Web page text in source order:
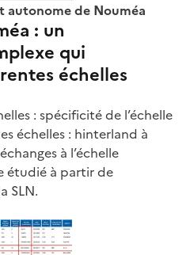
autonome de Nouméa
: un
qui
échelles
: spécificité de l’échelle
échelles : hinterland à
à l’échelle
étudié à partir de
SLN.